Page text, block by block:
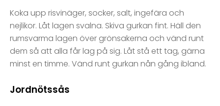
Koka upp risvinäger, socker, salt, ingefära och
nejlikor. Låt lagen svalna. Skiva gurkan fint. Häll den
rumsvarma lagen över grönsakerna och vänd runt
dem så att alla får lag på sig. Låt stå ett tag, gärna
minst en timme. Vänd runt gurkan nån gång ibland.
Jordnötssås